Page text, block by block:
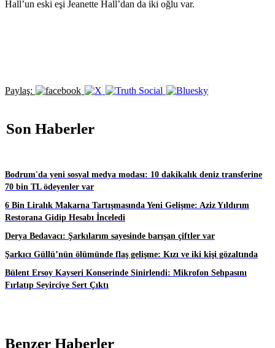
Hall’un eski eşi Jeanette Hall’dan da iki oğlu var.
Paylaş:
Son Haberler
Bodrum'da yeni sosyal medya modası: 10 dakikalık deniz transferine
70 bin TL ödeyenler var
6 Bin Liralık Makarna Tartışmasında Yeni Gelişme: Aziz Yıldırım
Restorana Gidip Hesabı İnceledi
Derya Bedavacı: Şarkılarım sayesinde barışan çiftler var
Şarkıcı Güllü’nün ölümünde flaş gelişme: Kızı ve iki kişi gözaltında
Bülent Ersoy Kayseri Konserinde Sinirlendi: Mikrofon Sehpasını
Fırlatıp Seyirciye Sert Çıktı
Benzer Haberler